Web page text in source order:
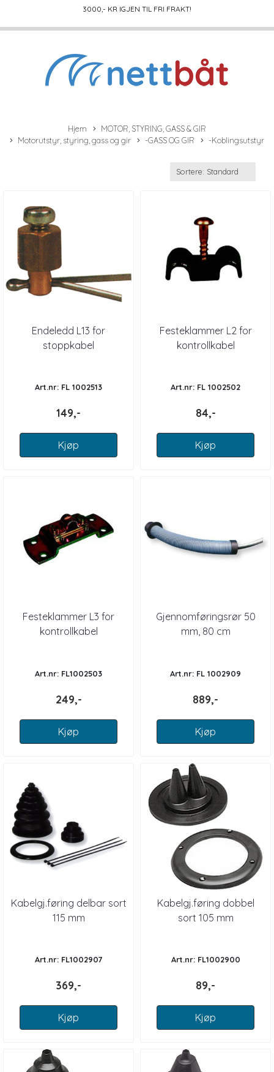
3000,- KR IGJEN TIL FRI FRAKT!
Hjem
MOTOR, STYRING, GASS & GIR
Motorutstyr, styring, gass og gir
-GASS OG GIR -Koblingsutstyr
Endeledd L13 for
stoppkabel
Art.nr: FL 1002513
149,-
Kjøp
Festeklammer L2 for
kontrollkabel
Art.nr: FL 1002502
84,-
Kjøp
Festeklammer L3 for
kontrollkabel
Art.nr: FL1002503
249,-
Kjøp
Gjennomføringsrør 50
mm, 80 cm
Art.nr: FL 1002909
889,-
Kjøp
Kabelgj.føring delbar sort
115 mm
Art.nr: FL1002907
369,-
Kjøp
Kabelgj.føring dobbel
sort 105 mm
Art.nr: FL1002900
89,-
Kjøp